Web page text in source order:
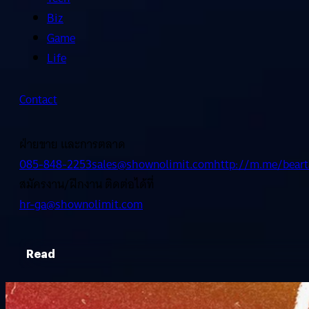
Biz
Game
Life
Contact
ฝ่ายขาย และการตลาด
085-848-2253sales@shownolimit.comhttp://m.me/
สมัครงาน/ฝึกงาน ติดต่อได้ที่
hr-ga@shownolimit.com
Read